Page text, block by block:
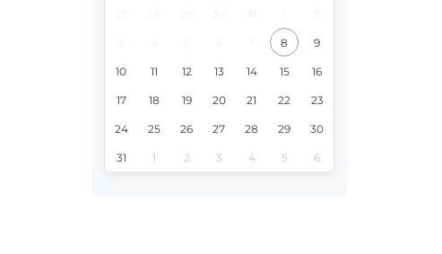
8 9
10 11 12 13 14 15 16
17 18 19 20 21 22 23
24 25 26 27 28 29 30
31 1 2 3 4 5 6